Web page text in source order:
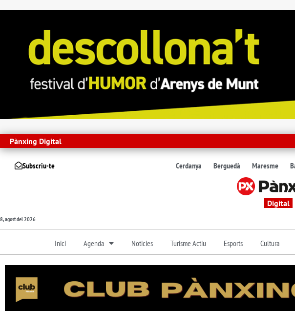
Pànxing Digital
Subscriu-te Cerdanya Berguedà Maresme
Digital
8, agost del 2026
Inici Agenda Noticies Turisme Actiu Esports Cultura